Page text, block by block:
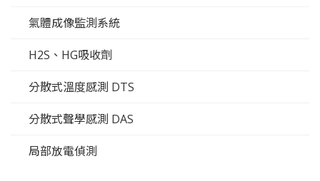
氣體成像監測系統
H2S、HG吸收劑
分散式溫度感測 DTS
分散式聲學感測 DAS
局部放電偵測